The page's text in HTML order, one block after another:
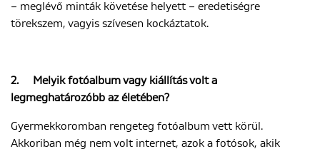
– meglévő minták követése helyett – eredetiségre
törekszem, vagyis szívesen kockáztatok.
2.
Melyik fotóalbum vagy kiállítás volt a
legmeghatározóbb az életében?
Gyermekkoromban rengeteg fotóalbum vett körül.
Akkoriban még nem volt internet, azok a fotósok, akik